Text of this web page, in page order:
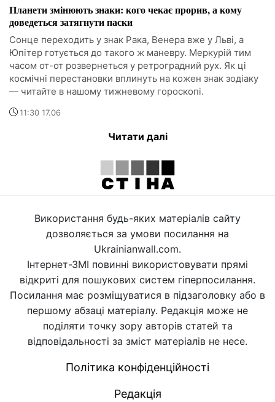
Планети змінюють знаки: кого чекає прорив, а кому
доведеться затягнути паски
Сонце переходить у знак Рака, Венера вже у Льві, а
Юпітер готується до такого ж маневру. Меркурій тим
часом от-от розвернеться у ретроградний рух. Як ці
космічні перестановки вплинуть на кожен знак зодіаку
— читайте в нашому тижневому гороскопі.
11:30 17.06
Читати далі
Використання будь-яких матеріалів сайту
дозволяється за умови посилання на
Ukrainianwall.com.
Інтернет-ЗМІ повинні використовувати прямі
відкриті для пошукових систем гіперпосилання.
Посилання має розміщуватися в підзаголовку або в
першому абзаці матеріалу. Редакція може не
поділяти точку зору авторів статей та
відповідальності за зміст матеріалів не несе.
Політика конфіденційності
Редакція